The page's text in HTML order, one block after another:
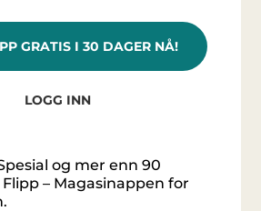
GRATIS I 30 DAGER NÅ!
LOGG INN
og mer enn 90
– Magasinappen for